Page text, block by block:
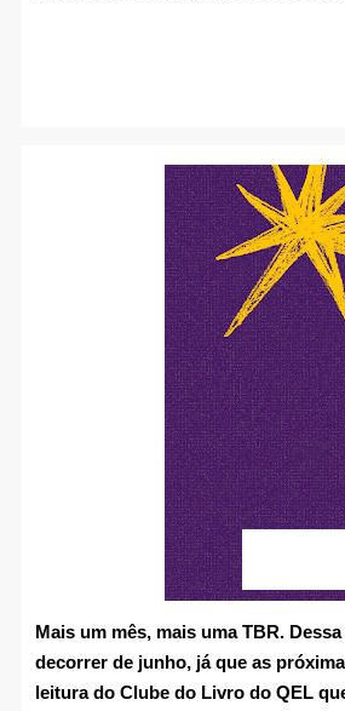
Mais um mês, mais uma TBR.
decorrer de junho, já que as
leitura do Clube do Livro do QEL